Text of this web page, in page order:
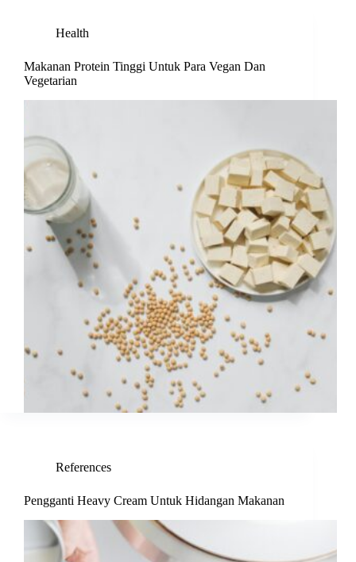
Health
Makanan Protein Tinggi Untuk Para Vegan Dan
Vegetarian
References
Pengganti Heavy Cream Untuk Hidangan Makanan